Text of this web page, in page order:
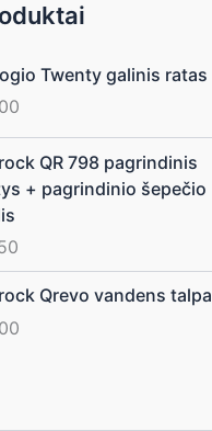
Twenty galinis ratas
QR 798 pagrindinis
+ pagrindinio šepečio
Qrevo vandens talpa